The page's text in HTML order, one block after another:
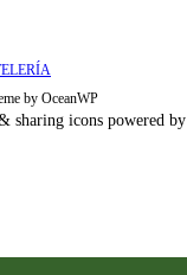
by OceanWP
sharing icons powered by